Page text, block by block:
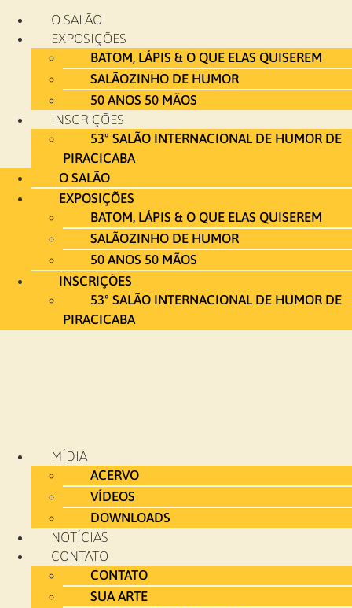
para
conteúdo
O SALÃO
EXPOSIÇÕES
BATOM, LÁPIS & O QUE ELAS QUISEREM
SALÃOZINHO DE HUMOR
50 ANOS 50 MÃOS
INSCRIÇÕES
53º SALÃO INTERNACIONAL DE HUMOR DE
PIRACICABA
O SALÃO
EXPOSIÇÕES
BATOM, LÁPIS & O QUE ELAS QUISEREM
SALÃOZINHO DE HUMOR
50 ANOS 50 MÃOS
INSCRIÇÕES
53º SALÃO INTERNACIONAL DE HUMOR DE
PIRACICABA
MÍDIA
ACERVO
VÍDEOS
DOWNLOADS
NOTÍCIAS
CONTATO
CONTATO
SUA ARTE